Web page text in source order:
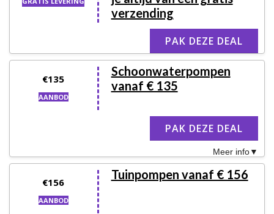
verzending
PAK DEZE DEAL
€135
AANBOD
Schoonwaterpompen
vanaf € 135
PAK DEZE DEAL
Meer info
€156
AANBOD
Tuinpompen vanaf € 156